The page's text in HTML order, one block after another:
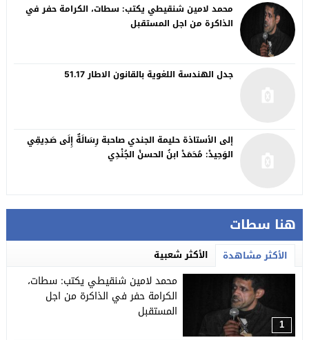
هنا سطات
الأكثر مشاهدة الأكثر شعبية
1
محمد لامين شنقيطي يكتب: سطات،
الكرامة حفر في الذاكرة من اجل
المستقبل
محمد لامين شنقيطي يكتب: سطات، الكرامة حفر في
الذاكرة من اجل المستقبل
جدل الهندسة اللغوية بالقانون الاطار 51.17
إلى الأستاذة حليمة الجندي صاحبة رِسَالَةٌ إِلَى صَدِيقِي
الوَحِيدْ: مُحَمَدْ ابنُ الحسنْ الجُنْدِي